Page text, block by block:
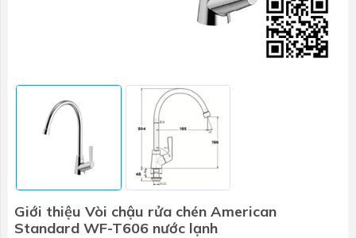
Giới thiệu Vòi chậu rửa chén American
Standard WF-T606 nước lạnh